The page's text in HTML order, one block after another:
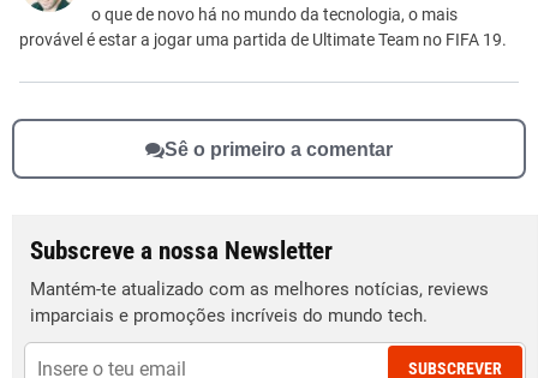
Outroo que de novo há no mundo da tecnologia, o mais
provável é estar a jogar uma partida de Ultimate Team no FIFA 19.
Sê o primeiro a comentar
Subscreve a nossa Newsletter
Mantém-te atualizado com as melhores notícias, reviews
imparciais e promoções incríveis do mundo tech.
SUBSCREVER